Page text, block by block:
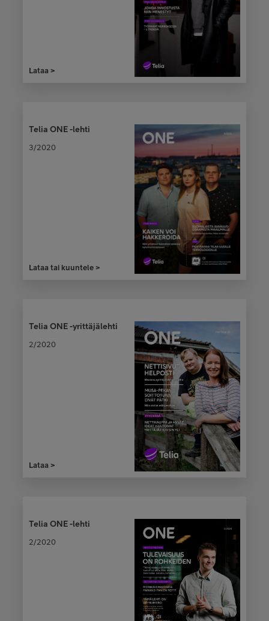
Lataa >
Telia ONE -lehti
3/2020
Lataa tai kuuntele >
Telia ONE -yrittäjälehti
2/2020
Lataa >
Telia ONE -lehti
2/2020